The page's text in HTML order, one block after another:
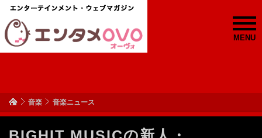
MENU
音楽 音楽ニュース